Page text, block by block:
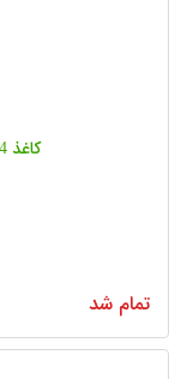
کاغذ A4 کپی مکس بسته 500 عددی
تمام شد